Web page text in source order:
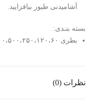
آشامیدنی طیور بیافزایید.
بسته بنـدی:
بطری ۱۰۰۰،۵۰۰،۲۵۰،۱۲۰،۶۰ میلی لیتری
نظرات (0)